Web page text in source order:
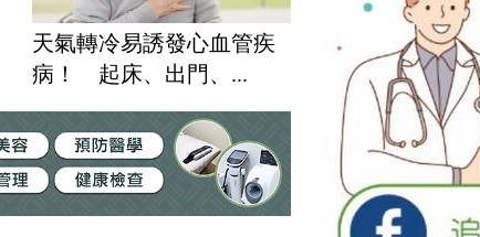
天氣轉冷易誘發心血管疾
病！ 起床、出門、...